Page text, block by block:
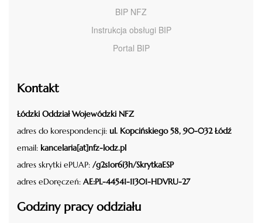
BIP NFZ
Instrukcja obsługi BIP
Portal BIP
Kontakt
Łódzki Oddział Wojewódzki NFZ
adres do korespondencji: ul. Kopcińskiego 58, 90-032 Łódź
email: kancelaria[at]nfz-lodz.pl
adres skrytki ePUAP: /g2s1or6i3h/SkrytkaESP
adres eDoręczeń: AE:PL-44541-11301-HDVRU-27
Godziny pracy oddziału